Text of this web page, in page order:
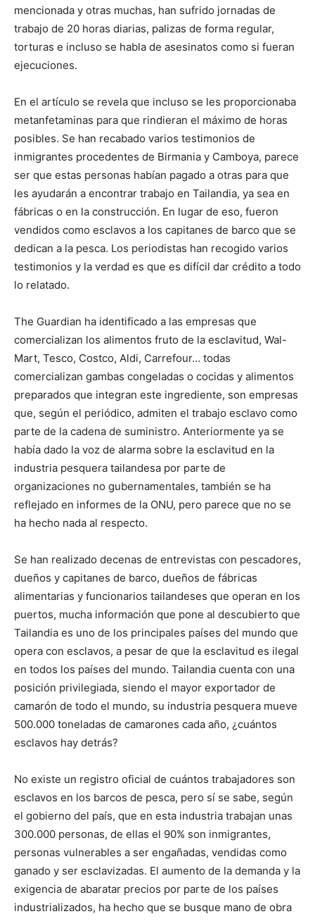
mencionada y otras muchas, han sufrido jornadas de
trabajo de 20 horas diarias, palizas de forma regular,
torturas e incluso se habla de asesinatos como si fueran
ejecuciones.
En el artículo se revela que incluso se les proporcionaba
metanfetaminas para que rindieran el máximo de horas
posibles. Se han recabado varios testimonios de
inmigrantes procedentes de Birmania y Camboya, parece
ser que estas personas habían pagado a otras para que
les ayudarán a encontrar trabajo en Tailandia, ya sea en
fábricas o en la construcción. En lugar de eso, fueron
vendidos como esclavos a los capitanes de barco que se
dedican a la pesca. Los periodistas han recogido varios
testimonios y la verdad es que es difícil dar crédito a todo
lo relatado.
The Guardian ha identificado a las empresas que
comercializan los alimentos fruto de la esclavitud, Wal-
Mart, Tesco, Costco, Aldi, Carrefour… todas
comercializan gambas congeladas o cocidas y alimentos
preparados que integran este ingrediente, son empresas
que, según el periódico, admiten el trabajo esclavo como
parte de la cadena de suministro. Anteriormente ya se
había dado la voz de alarma sobre la esclavitud en la
industria pesquera tailandesa por parte de
organizaciones no gubernamentales, también se ha
reflejado en informes de la ONU, pero parece que no se
ha hecho nada al respecto.
Se han realizado decenas de entrevistas con pescadores,
dueños y capitanes de barco, dueños de fábricas
alimentarias y funcionarios tailandeses que operan en los
puertos, mucha información que pone al descubierto que
Tailandia es uno de los principales países del mundo que
opera con esclavos, a pesar de que la esclavitud es ilegal
en todos los países del mundo. Tailandia cuenta con una
posición privilegiada, siendo el mayor exportador de
camarón de todo el mundo, su industria pesquera mueve
500.000 toneladas de camarones cada año, ¿cuántos
esclavos hay detrás?
No existe un registro oficial de cuántos trabajadores son
esclavos en los barcos de pesca, pero sí se sabe, según
el gobierno del país, que en esta industria trabajan unas
300.000 personas, de ellas el 90% son inmigrantes,
personas vulnerables a ser engañadas, vendidas como
ganado y ser esclavizadas. El aumento de la demanda y la
exigencia de abaratar precios por parte de los países
industrializados, ha hecho que se busque mano de obra